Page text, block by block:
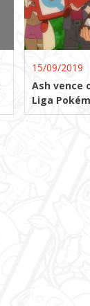
15/09/2019
Ash vence
Liga